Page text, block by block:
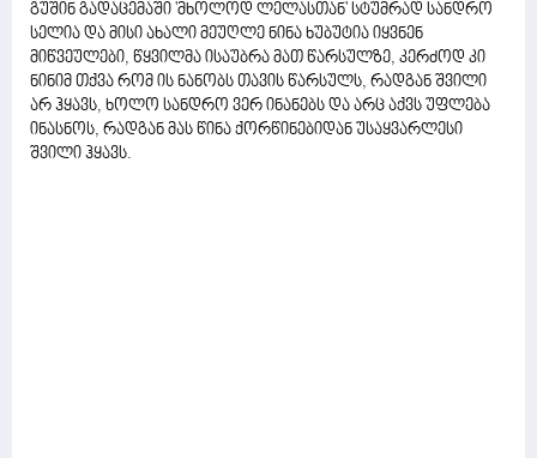
გუშინ გადაცემაში 'მხოლოდ ლელასთან' სტუმრად სანდრო
სელია და მისი ახალი მეუღლე ნინა ხუბუტია იყვნენ
მიწვეულები, წყვილმა ისაუბრა მათ წარსულზე, კერძოდ კი
ნინიმ თქვა რომ ის ნანობს თავის წარსულს, რადგან შვილი
არ ჰყავს, ხოლო სანდრო ვერ ინანებს და არც აქვს უფლება
ინასნოს, რადგან მას წინა ქორწინებიდან უსაყვარლესი
შვილი ჰყავს.